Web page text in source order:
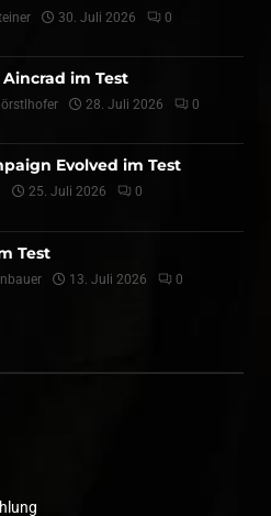
30. Juli 2026 0
Aincrad im Test
28. Juli 2026 0
Evolved im Test
25. Juli 2026 0
Test
13. Juli 2026 0